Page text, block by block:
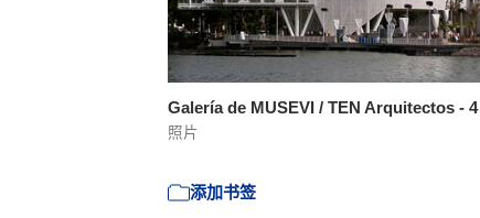
Galería de MUSEVI / TEN Arquitectos - 4
照片
添加书签